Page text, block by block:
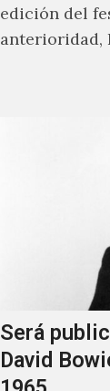
edición del
anterioridad,
Será
David